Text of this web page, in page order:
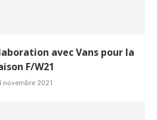
avec Vans pour la
F/W21
novembre 2021